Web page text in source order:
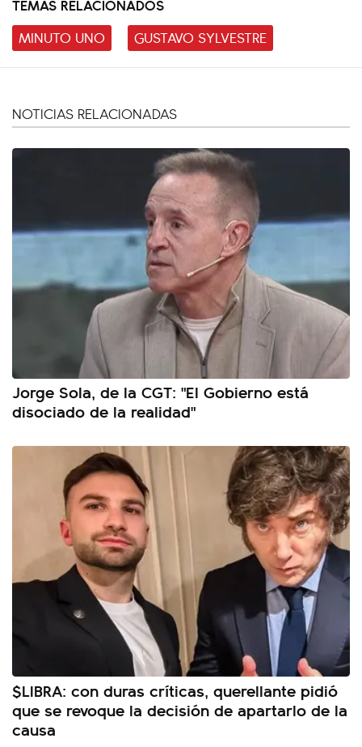
TEMAS RELACIONADOS
MINUTO UNO
GUSTAVO SYLVESTRE
NOTICIAS RELACIONADAS
Jorge Sola, de la CGT: "El Gobierno está
disociado de la realidad"
$LIBRA: con duras críticas, querellante pidió
que se revoque la decisión de apartarlo de la
causa